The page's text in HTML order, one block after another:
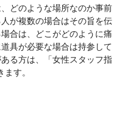
どのような場所なのか事前
が複数の場合はその旨を伝
合は、どこがどのように痛
具が必要な場合は持参して
る方は、「女性スタッフ指
す。